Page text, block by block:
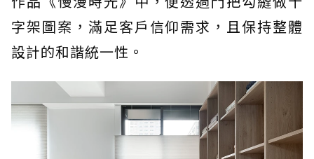
字架圖案，滿足客戶信仰需求，且保持整體
設計的和諧統一性。